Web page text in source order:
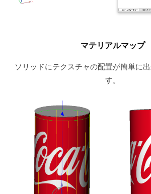
マテリアルマップ
ソリッドにテクスチャの配置が簡単に
す。